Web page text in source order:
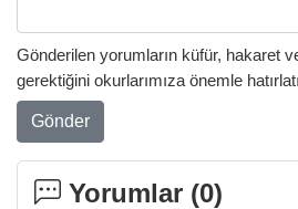
Gönderilen yorumların küfür, hakaret
gerektiğini okurlarımıza önemle
Gönder
Yorumlar (0)